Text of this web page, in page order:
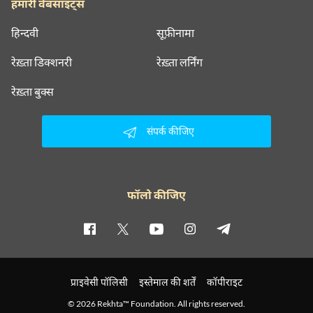
हमारी वेबसाइट्स
हिन्दवी सूफ़ीनामा
रेख़्ता डिक्शनरी रेख़्ता लर्निंग
रेख़्ता बुक्स
संपर्क कीजिए
फॉलो कीजिए
प्राइवेसी पॉलिसी इस्तेमाल की शर्तें कॉपीराइट
© 2026 Rekhta™ Foundation. All rights reserved.